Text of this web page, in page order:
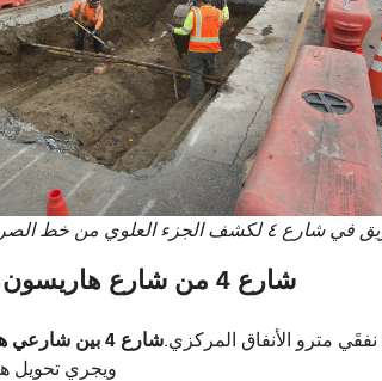
الجزء العلوي من خط الصرف الصحي الرئيسي.
شارع 4 من شارع هاريسون إلى شارع كينغ
شارع 4 بين شارعي هاريسون وبريانتمترو الأنفاق المركزي.
ويجري تحويل